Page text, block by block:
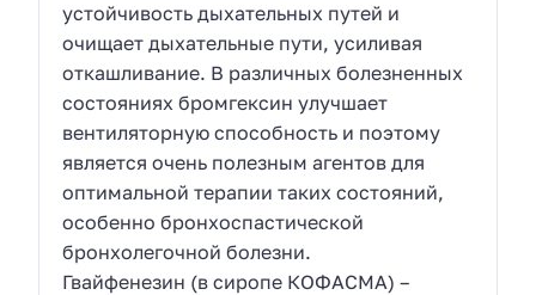
устойчивость дыхательных путей и
очищает дыхательные пути, усиливая
откашливание. В различных болезненных
состояниях бромгексин улучшает
вентиляторную способность и поэтому
является очень полезным агентов для
оптимальной терапии таких состояний,
особенно бронхоспастической
бронхолегочной болезни.
Гвайфенезин (в сиропе КОФАСМА) –